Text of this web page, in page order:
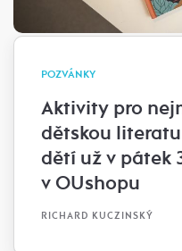
POZVÁNKY
Aktivity pro
dětskou
dětí už v pátek
v OUshopu
RICHARD KUCZINSKÝ